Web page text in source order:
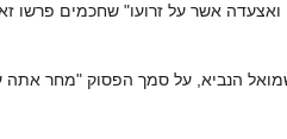
אשר על זרועו" שחכמים פרשו
שמואל הנביא, על סמך הפסוק "מחר